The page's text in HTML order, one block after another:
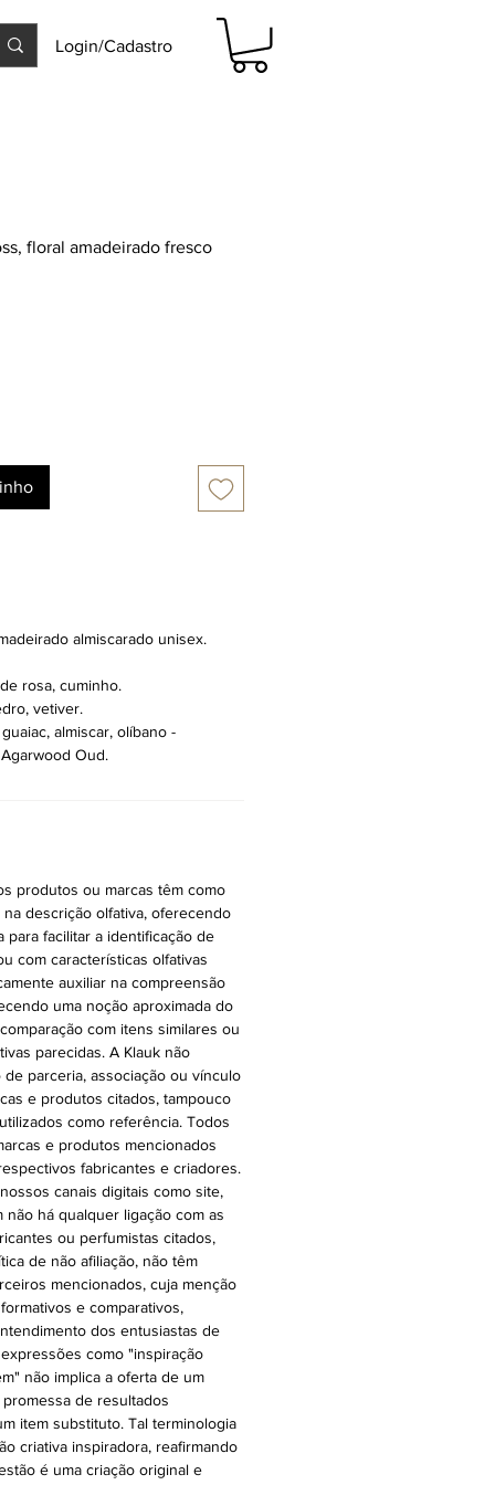
Login/Cadastro
floral amadeirado fresco
almiscarado unisex.
rosa, cuminho.
vetiver.
almiscar, olíbano -
Oud.
produtos ou marcas têm como
descrição olfativa, oferecendo
para facilitar a identificação de
com características olfativas
auxiliar na compreensão
uma noção aproximada do
com itens similares ou
parecidas. A Klauk não
parceria, associação ou vínculo
e produtos citados, tampouco
como referência. Todos
e produtos mencionados
fabricantes e criadores.
canais digitais como site,
não há qualquer ligação com as
ou perfumistas citados,
de não afiliação, não têm
mencionados, cuja menção
e comparativos,
dos entusiastas de
como "inspiração
não implica a oferta de um
de resultados
item substituto. Tal terminologia
criativa inspiradora, reafirmando
é uma criação original e